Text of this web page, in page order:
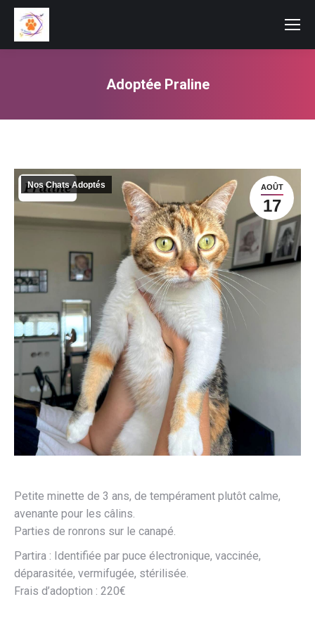
Adoptée Praline
AOÛT
17
Nos Chats Adoptés
Petite minette de 3 ans, de tempérament plutôt calme,
avenante pour les câlins.
Parties de ronrons sur le canapé.
Partira : Identifiée par puce électronique, vaccinée,
déparasitée, vermifugée, stérilisée.
Frais d’adoption : 220€